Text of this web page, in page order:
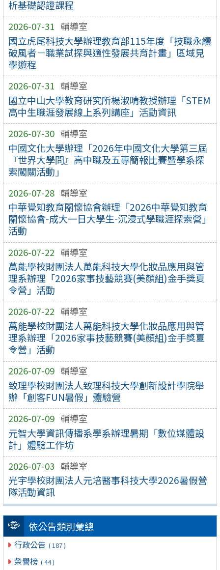
析基礎認證課程
2026-07-31 輔導室
國立虎尾科技大學辦理教育部115年度「技職永續
破風者－職業試探與適性發展共育計畫」區域見
學遊程
2026-07-31 輔導室
國立中山大學教育研究所楊淑晴教授辦理「STEM
高中生職涯發展線上系列講座」活動資訊
2026-07-30 輔導室
中國文化大學辦理「2026年中國文化大學第三屆
『世界大學問』高中職及五專簡報比賽暨學系探
索闖關活動」
2026-07-28 輔導室
中華覺知教育關懷協會辦理「2026中華覺知教育
關懷協會-成大一日大學生-沉浸式學職涯探索營」
活動
2026-07-22 輔導室
萬能學校財團法人萬能科技大學化妝品應用與管
理系辦理「2026家事技藝競賽(美顏組)金手獎夏
令營」活動
2026-07-22 輔導室
萬能學校財團法人萬能科技大學化妝品應用與管
理系辦理「2026家事技藝競賽(美顏組)金手獎夏
令營」活動
2026-07-09 輔導室
致理學校財團法人致理科技大學創新設計學院舉
辦「創客FUN暑假」體驗營
2026-07-09 輔導室
元智大學資訊傳播系學系辦理暑期「數位媒體設
計」體驗工作坊
2026-07-03 輔導室
光宇學校財團法人元培醫事科技大學2026暑假營
隊活動資訊
依公告類別彙總
行政公告 ( 187 )
榮譽榜 ( 44 )